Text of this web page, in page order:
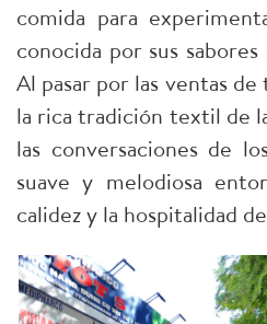
comida para
conocida por sus
Al pasar por las ventas
la rica tradición textil de
las conversaciones de
suave y melodiosa
calidez y la hospitalidad